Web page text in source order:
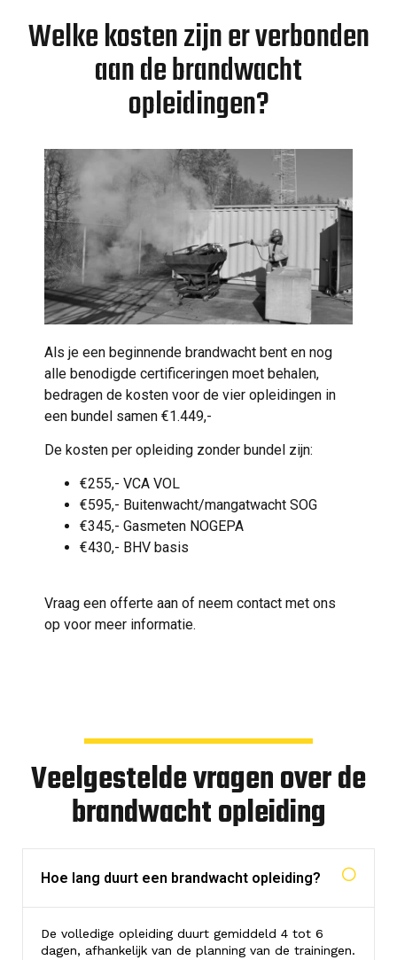
Welke kosten zijn er verbonden
aan de brandwacht
opleidingen?
Als je een beginnende brandwacht bent en nog
alle benodigde certificeringen moet behalen,
bedragen de kosten voor de vier opleidingen in
een bundel samen €1.449,-
De kosten per opleiding zonder bundel zijn:
€255,- VCA VOL
€595,- Buitenwacht/mangatwacht SOG
€345,- Gasmeten NOGEPA
€430,- BHV basis
Vraag een offerte aan of neem contact met ons
op voor meer informatie.
Veelgestelde vragen over de
brandwacht opleiding
Hoe lang duurt een brandwacht opleiding?
De volledige opleiding duurt gemiddeld 4 tot 6
dagen, afhankelijk van de planning van de trainingen.